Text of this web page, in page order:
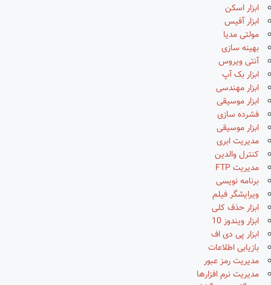
ابزار اسکن
ابزار آفیس
مولتی مدیا
بهینه سازی
آنتی ویروس
ابزار بک آپ
ابزار مهندسی
ابزار موسیقی
فشرده سازی
ابزار موسیقی
مدیریت ابری
کنترل والدین
مدیریت FTP
برنامه نویسی
ویرایشگر فیلم
ابزار حذف کلی
ابزار ویندوز 10
ابزار پی دی اف
بازیابی اطلاعات
مدیریت رمز عبور
مدیریت نرم افزارها